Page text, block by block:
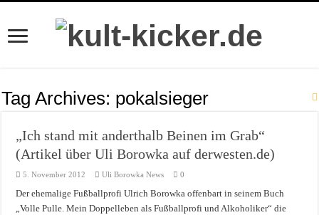
Tag Archives: pokalsieger
„Ich stand mit anderthalb Beinen im Grab“
(Artikel über Uli Borowka auf derwesten.de)
5. November 2012 Uli Borowka News 0
Der ehemalige Fußballprofi Ulrich Borowka offenbart in seinem Buch
„Volle Pulle. Mein Doppelleben als Fußballprofi und Alkoholiker“ die